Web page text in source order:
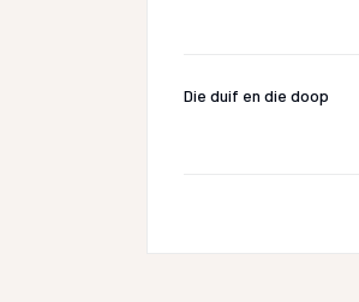
Die duif en die doop